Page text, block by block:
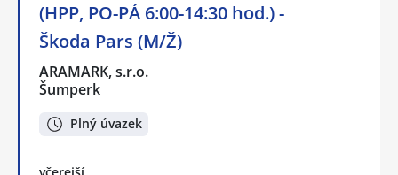
(HPP, PO-PÁ 6:00-14:30 hod.) -
Škoda Pars (M/Ž)
ARAMARK, s.r.o.
Šumperk
Plný úvazek
včerejší